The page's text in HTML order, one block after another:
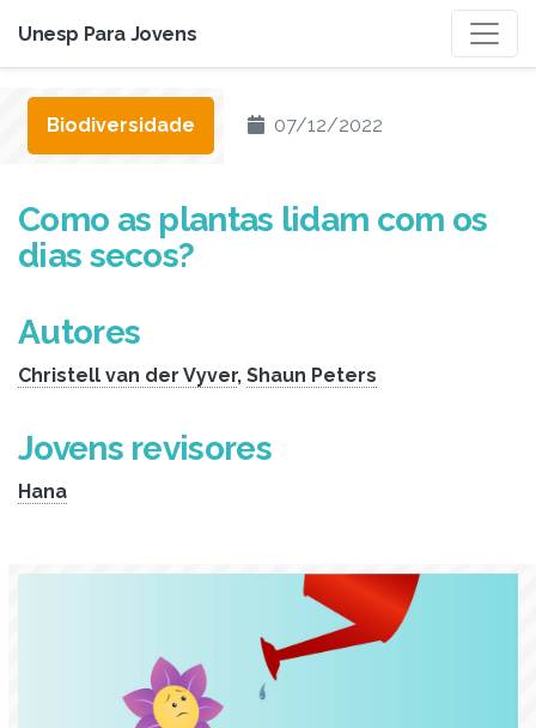
Unesp Para Jovens
Biodiversidade 07/12/2022
Como as plantas lidam com os
dias secos?
Autores
Christell van der Vyver, Shaun Peters
Jovens revisores
Hana